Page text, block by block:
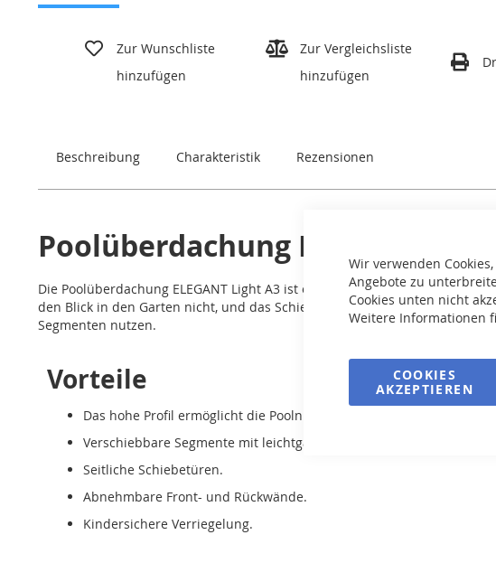
Wir verwenden
Angebote zu
Cookies unten nicht
Weitere Informationen
COOKIES
AKZEPTIEREN
Zur Wunschliste
hinzufügen
Zur Vergleichsliste
hinzufügen
Beschreibung Charakteristik Rezensionen
Poolüberdachung ELEGANT
Die Poolüberdachung ELEGANT Light A3 ist eine elegante, niedrige
den Blick in den Garten nicht, und das Schienensystem ermöglicht ein
Segmenten nutzen.
Vorteile
Das hohe Profil ermöglicht die Poolnutzung auch bei geschlossener
Verschiebbare Segmente mit leichtgängigem Verschieben.
Seitliche Schiebetüren.
Abnehmbare Front- und Rückwände.
Kindersichere Verriegelung.